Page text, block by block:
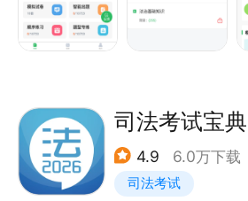
提前适应考场节奏
3、考点练习：按模块拆分考点，
更高效
6、多模式搜题：文字/语音/拍照/
解
7、智能统计：记录正确率、薄弱
司法考试宝典
4.9 6.0万下载
司法考试